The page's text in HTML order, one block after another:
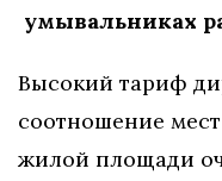
умывальниках
Высокий тариф
соотношение
жилой площади